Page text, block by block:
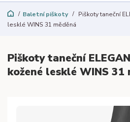
Baletní piškoty
Piškoty taneční
lesklé WINS 31 měděná
Piškoty taneční
kožené lesklé WINS 31